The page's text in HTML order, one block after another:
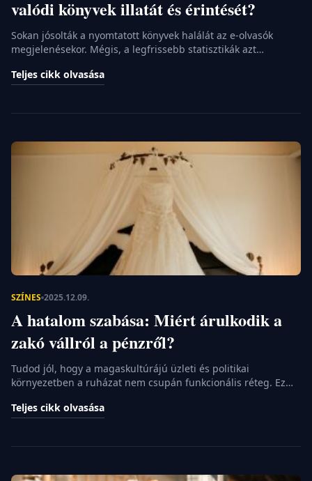
valódi könyvek illatát és érintését?
Sokan jósolták a nyomtatott könyvek halálát az e-olvasók
megjelenésekor. Mégis, a legfrissebb statisztikák azt
digitális korszakban is. Az olvasás élménye ugyanis nem
Teljes cikk olvasása
SZÍNES 2025.12.09.
A hatalom szabása: Miért árulkodik a
zakó vállról a pénzről?
Tudod jól, hogy a magaskultúrájú üzleti és politikai
környezetben a ruházat nem csupán funkcionális réteg. Ez
amit a felek aláírnak. Ha ebben a ligában játszol, tisztában
Teljes cikk olvasása